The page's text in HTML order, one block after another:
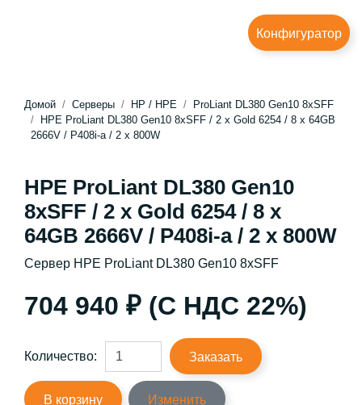
Конфигуратор
Домой Серверы HP / HPE
ProLiant DL380 Gen10 8xSFF
HPE ProLiant DL380 Gen10 8xSFF / 2 x Gold 6254 / 8 x 64GB
2666V / P408i-a / 2 x 800W
HPE ProLiant DL380 Gen10
8xSFF / 2 x Gold 6254 / 8 x
64GB 2666V / P408i-a / 2 x 800W
Сервер HPE ProLiant DL380 Gen10 8xSFF
704 940 ₽ (С НДС 22%)
Количество: Заказать
В корзину Изменить